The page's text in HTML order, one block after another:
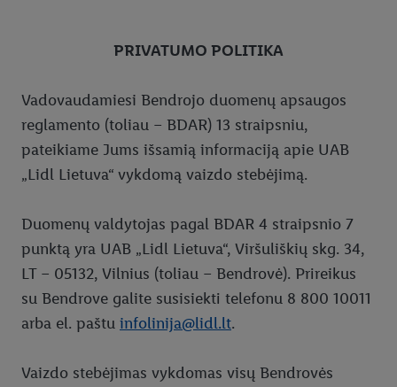
Dovanų kortelių likučio tikrinimas
Socialinės kortelės
Dovanų kortelių naudojimo sąlygos
Dažniausiai užduodami klausimai apie dovanų korteles
MSC - JŪRŲ VALDYMO TARYBA
Hohenšteino instituto sertifikatas
Mūsų pirkėjai įvertino – „Best Buy Award“
Global Blue – PVM grąžinimas ne ES piliečiams
Prekių ženklai
Ne maisto prekių ženklai
SILVERCREST
CRIVIT
LIDL tekstilė
Kepinių sąrašas
Duomenų apsauga
Klientų aptarnavimo skyriaus privatumo politika
Slapukai
Svetainės duomenų apsaugos taisyklės
Socialinės žiniasklaidos paskyrų privatumo politika
PRIVATUMO POLITIKA
Vadovaudamiesi Bendrojo duomenų apsaugos
reglamento (toliau – BDAR) 13 straipsniu,
pateikiame Jums išsamią informaciją apie UAB
„Lidl Lietuva“ vykdomą vaizdo stebėjimą.
Duomenų valdytojas pagal BDAR 4 straipsnio 7
punktą yra UAB „Lidl Lietuva“, Viršuliškių skg. 34,
LT – 05132, Vilnius (toliau – Bendrovė). Prireikus
su Bendrove galite susisiekti telefonu 8 800 10011
arba el. paštu infolinija@lidl.lt.
Vaizdo stebėjimas vykdomas visų Bendrovės